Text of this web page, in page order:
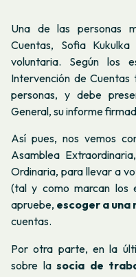
Una de las personas
Cuentas, Sofia
voluntaria. Según los
Intervención de
personas, y debe
General, su informe
Así pues, nos vemos
Asamblea
Ordinaria, para llevar a
(tal y como marcan los
apruebe, escoger a una
cuentas.
Por otra parte, en la
sobre lasocia de